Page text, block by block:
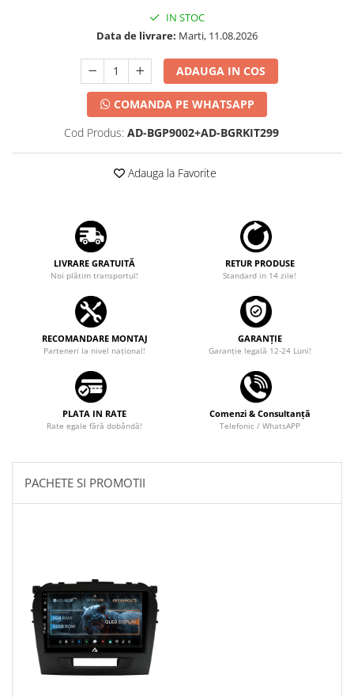
IN STOC
Data de livrare: Marti, 11.08.2026
ADAUGA IN COS
COMANDA PE WHATSAPP
Cod Produs: AD-BGP9002+AD-BGRKIT299
Adauga la Favorite
LIVRARE GRATUITĂ
Noi plătim transportul!
RETUR PRODUSE
Standard in 14 zile!
RECOMANDARE MONTAJ
Parteneri la nivel național!
GARANȚIE
Garanţie legală 12-24 Luni!
PLATA IN RATE
Rate egale fără dobândă!
Comenzi & Consultanță
Telefonic / WhatsAPP
PACHETE SI PROMOTII